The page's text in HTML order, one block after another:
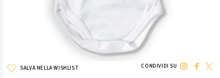
SALVA NELLA WISHLIST CONDIVIDI SU